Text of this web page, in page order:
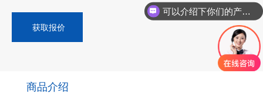
获取报价
商品介绍
可以介绍下你们的产品么？
你们是怎么收费的呢？